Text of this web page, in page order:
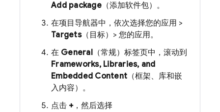
Add package（添加软件包）。
在项目导航器中，依次选择您的应用 >
Targets（目标）> 您的应用。
在 General（常规）标签页中，滚动到
Frameworks, Libraries, and
Embedded Content （框架、库和嵌
入内容）。
点击 +，然后选择